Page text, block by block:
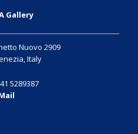
Gallery
Nuovo 2909
Italy
5289387